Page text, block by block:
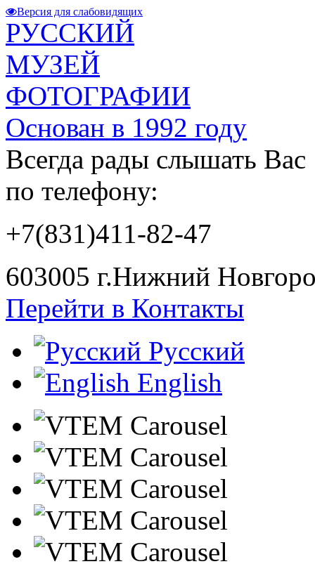
Версия для слабовидящих
РУССКИЙ
МУЗЕЙ
ФОТОГРАФИИ
Основан в 1992 году
Всегда рады слышать Вас
по телефону:
+7(831)411-82-47
603005 г.Нижний
Перейти в Контакты
Русский
English